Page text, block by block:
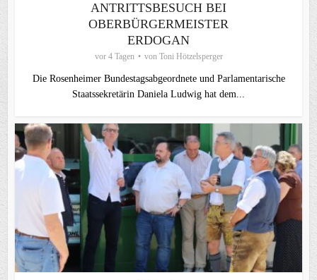
ANTRITTSBESUCH BEI
OBERBÜRGERMEISTER
ERDOGAN
vor 4 Tagen von Toni Hötzelsperger
Die Rosenheimer Bundestagsabgeordnete und Parlamentarische
Staatssekretärin Daniela Ludwig hat dem...